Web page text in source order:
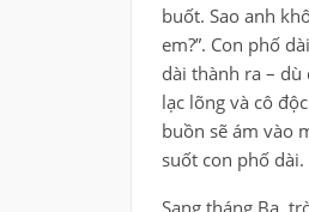
buốt. Sao anh
em?”. Con phố
dài thành ra –
lạc lõng và cô
buồn sẽ ám vào
suốt con phố dài.
Sang tháng Ba,